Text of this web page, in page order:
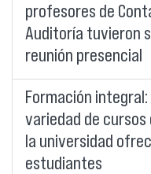
profesores de
Auditoría tuvieron
reunión presencial
Formación integral:
variedad de
la universidad
estudiantes